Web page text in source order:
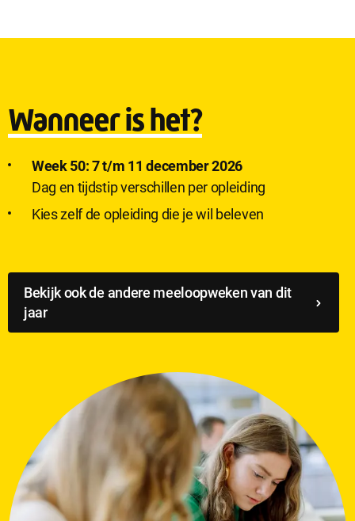
Wanneer is het?
Week 50: 7 t/m 11 december 2026
Dag en tijdstip verschillen per opleiding
Kies zelf de opleiding die je wil beleven
Bekijk ook de andere meeloopweken van dit
jaar